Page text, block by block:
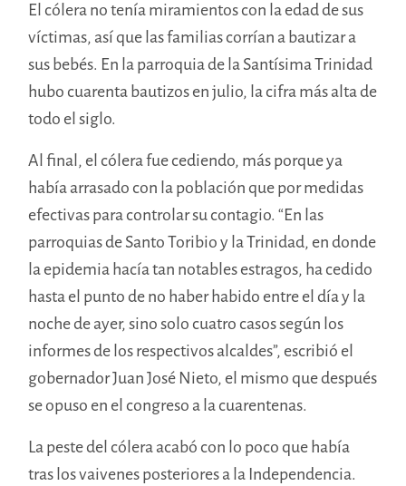
El cólera no tenía miramientos con la edad de sus
víctimas, así que las familias corrían a bautizar a
sus bebés. En la parroquia de la Santísima Trinidad
hubo cuarenta bautizos en julio, la cifra más alta de
todo el siglo.
Al final, el cólera fue cediendo, más porque ya
había arrasado con la población que por medidas
efectivas para controlar su contagio. “En las
parroquias de Santo Toribio y la Trinidad, en donde
la epidemia hacía tan notables estragos, ha cedido
hasta el punto de no haber habido entre el día y la
noche de ayer, sino solo cuatro casos según los
informes de los respectivos alcaldes”, escribió el
gobernador Juan José Nieto, el mismo que después
se opuso en el congreso a la cuarentenas.
La peste del cólera acabó con lo poco que había
tras los vaivenes posteriores a la Independencia.